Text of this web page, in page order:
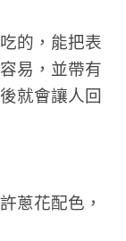
的，能把表
易，並帶有
就會讓人回
蔥花配色，